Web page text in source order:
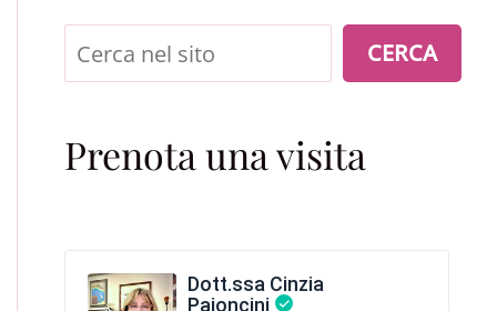
Cerca CERCA
Prenota una visita